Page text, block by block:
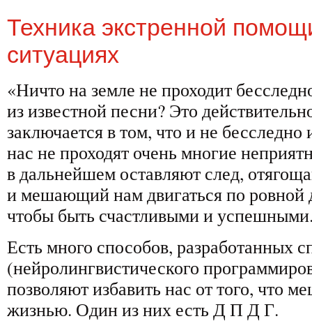
Техника экстренной
ситуациях
«Ничто на земле не проходит
из известной песни? Это
заключается в том, что и не бесследно
нас не проходят очень многие
в дальнейшем оставляют след,
и мешающий нам двигаться по ровной
чтобы быть счастливыми и
Есть много способов, разработанных
(нейролингвистического
позволяют избавить нас от того, что
жизнью. Один из них есть Д П Д Г.